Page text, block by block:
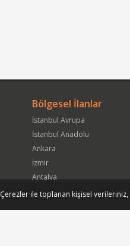
Bölgesel İlanlar
İstanbul Avrupa
İstanbul Anadolu
Ankara
İzmir
Antalya
Kocaeli
Çerezler ile toplanan kişisel verileriniz,